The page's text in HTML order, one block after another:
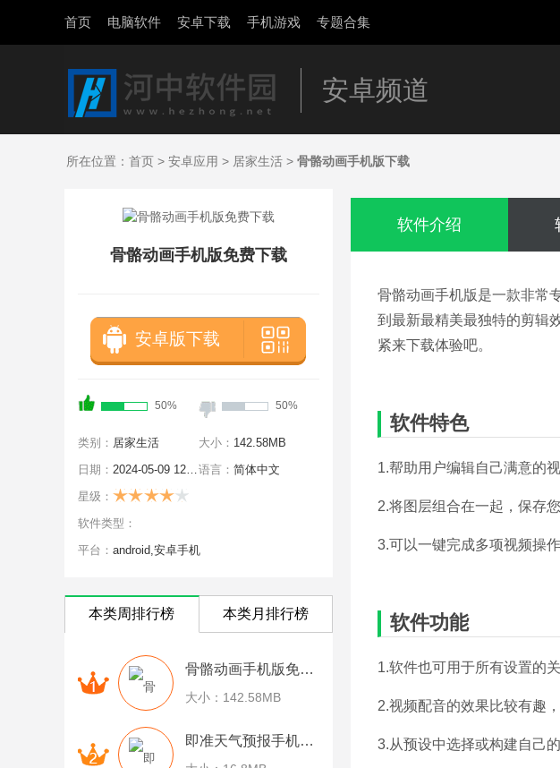
首页 电脑软件 安卓下载 手机游戏 专题合集
安卓频道
所在位置： 首页 > 安卓应用 > 居家生活 > 骨骼动画手机版下载
骨骼动画手机版免费下载
安卓版下载
50% 50%
类别： 居家生活 大小： 142.58MB
日期： 2024-05-09 12:44:38 语言： 简体中文
星级：
软件类型：
平台： android,安卓手机
本类周排行榜 本类月排行榜
骨骼动画手机版免费下载
大小：142.58MB
即准天气预报手机版免费下载
软件介绍
骨骼动画手机版是一款非常
到最新最精美最独特的剪辑
紧来下载体验吧。
软件特色
1.帮助用户编辑自己满意的
2.将图层组合在一起，保存
3.可以一键完成多项视频操
软件功能
1.软件也可用于所有设置的
2.视频配音的效果比较有趣
3.从预设中选择或构建自己